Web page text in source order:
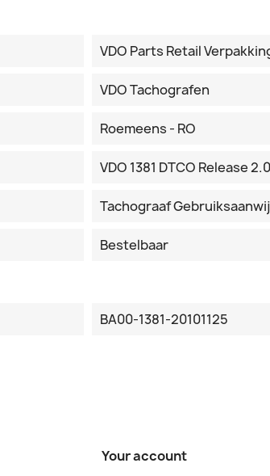
VDO Parts Retail
VDO Tachografen
Roemeens - RO
VDO 1381 DTCO Release 2.0
Tachograaf
Bestelbaar
BA00-1381-20101125
Your account